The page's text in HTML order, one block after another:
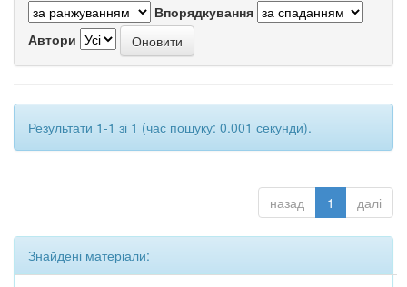
Впорядкування
Автори
Результати 1-1 зі 1 (час пошуку: 0.001 секунди).
назад 1 далі
Знайдені матеріали: